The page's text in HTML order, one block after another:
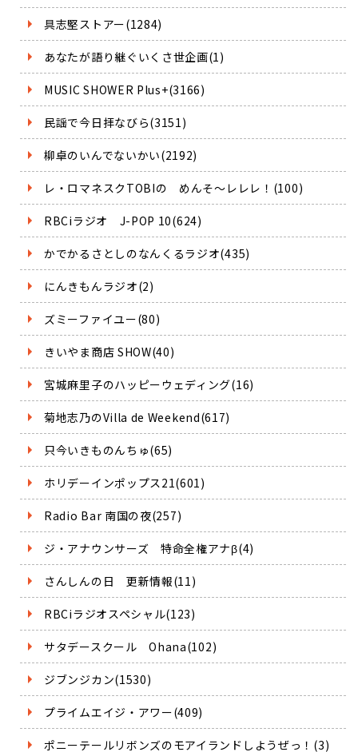
具志堅ストアー(1284)
あなたが語り継ぐいくさ世企画(1)
MUSIC SHOWER Plus+(3166)
民謡で今日拝なびら(3151)
柳卓のいんでないかい(2192)
レ・ロマネスクTOBIの めんそ～レレレ！(100)
RBCiラジオ J-POP 10(624)
かでかるさとしのなんくるラジオ(435)
にんきもんラジオ(2)
ズミーファイユー(80)
きいやま商店 SHOW(40)
宮城麻里子のハッピーウェディング(16)
菊地志乃のVilla de Weekend(617)
只今いきものんちゅ(65)
ホリデーインポップス21(601)
Radio Bar 南国の夜(257)
ジ・アナウンサーズ 特命全権アナβ(4)
さんしんの日 更新情報(11)
RBCiラジオスペシャル(123)
サタデースクール Ohana(102)
ジブンジカン(1530)
プライムエイジ・アワー(409)
ポニーテールリボンズのモアイランドしようぜっ！(3)